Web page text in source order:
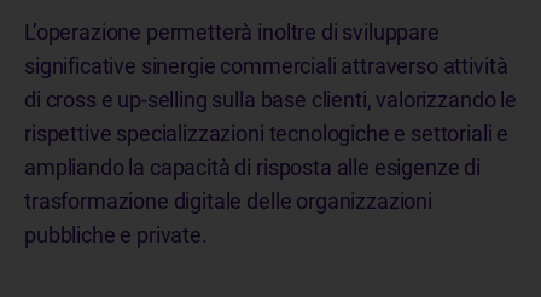
L’operazione permetterà inoltre di sviluppare
significative sinergie commerciali attraverso attività
di cross e up-selling sulla base clienti, valorizzando le
rispettive specializzazioni tecnologiche e settoriali e
ampliando la capacità di risposta alle esigenze di
trasformazione digitale delle organizzazioni
pubbliche e private.